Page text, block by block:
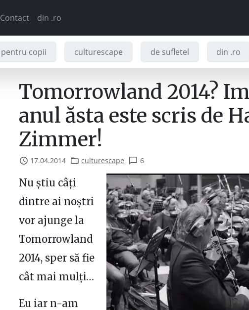
Contact din .ro
pentru copii culturescape de sufletel din .ro
Tomorrowland 2014?
anul ăsta este scris de
Zimmer!
17.04.2014 culturescape 6
Nu știu câți
dintre ai noștri
vor ajunge la
Tomorrowland
2014, sper să fie
cât mai mulți…
Eu iar n-am